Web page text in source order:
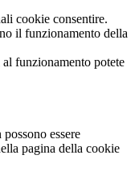
cookie consentire.
il funzionamento della
funzionamento potete
essere
pagina della cookie